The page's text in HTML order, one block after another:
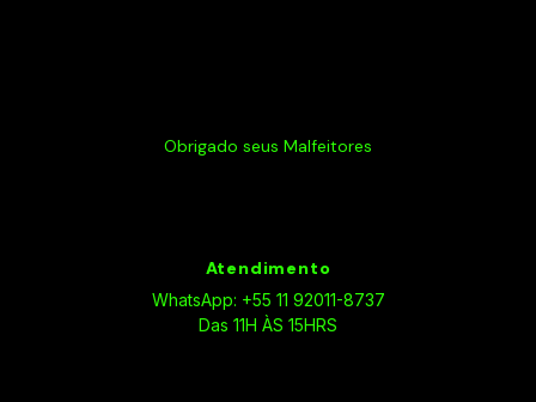
Obrigado seus Malfeitores
Atendimento
WhatsApp: +55 11 92011-8737
Das 11H ÀS 15HRS